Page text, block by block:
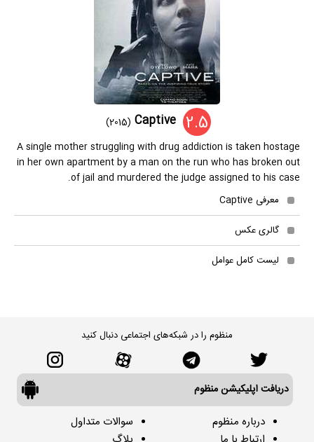
2.5
Captive
(2015)
A single mother struggling with drug addiction is taken hostage
in her own apartment by a man on the run who has broken out
of jail and murdered the judge assigned to his case.
معرفی Captive
گالری عکس
لیست کامل عوامل
منظوم را در شبکه‌های اجتماعی دنبال کنید
دریافت اپلیکیشن منظوم
درباره منظوم
سوالات متداول